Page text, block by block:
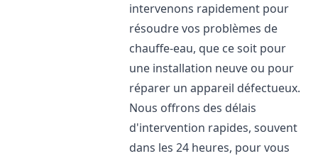
intervenons rapidement pour
résoudre vos problèmes de
chauffe-eau, que ce soit pour
une installation neuve ou pour
réparer un appareil défectueux.
Nous offrons des délais
d'intervention rapides, souvent
dans les 24 heures, pour vous